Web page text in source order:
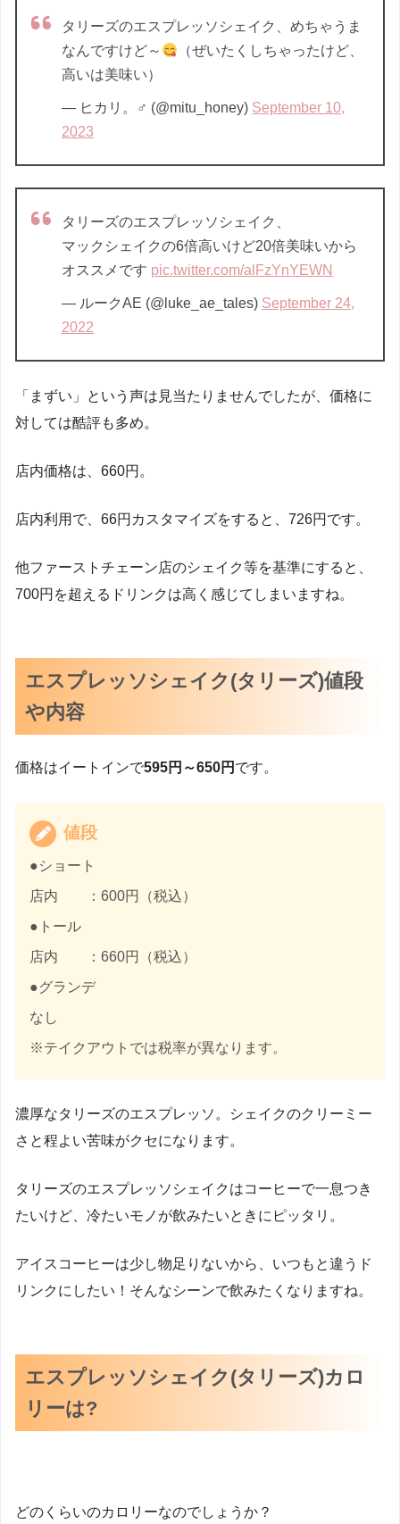
タリーズのエスプレッソシェイク、めちゃうま
なんですけど～
（ぜいたくしちゃったけど、
高いは美味い）
— ヒカリ。♂ (@mitu_honey) September 10,
2023
タリーズのエスプレッソシェイク、
マックシェイクの6倍高いけど20倍美味いから
オススメです pic.twitter.com/alFzYnYEWN
— ルークAE (@luke_ae_tales) September 24,
2022
「まずい」という声は見当たりませんでしたが、価格に
対しては酷評も多め。
店内価格は、660円。
店内利用で、66円カスタマイズをすると、726円です。
他ファーストチェーン店のシェイク等を基準にすると、
700円を超えるドリンクは高く感じてしまいますね。
エスプレッソシェイク(タリーズ)値段
や内容
価格はイートインで595円～650円 です。
値段
●ショート
店内 ：600円（税込）
●トール
店内 ：660円（税込）
●グランデ
なし
※テイクアウトでは税率が異なります。
濃厚なタリーズのエスプレッソ。シェイクのクリーミー
さと程よい苦味がクセになります。
タリーズのエスプレッソシェイクはコーヒーで一息つき
たいけど、冷たいモノが飲みたいときにピッタリ。
アイスコーヒーは少し物足りないから、いつもと違うド
リンクにしたい！そんなシーンで飲みたくなりますね。
エスプレッソシェイク(タリーズ)カロ
リーは?
どのくらいのカロリーなのでしょうか？